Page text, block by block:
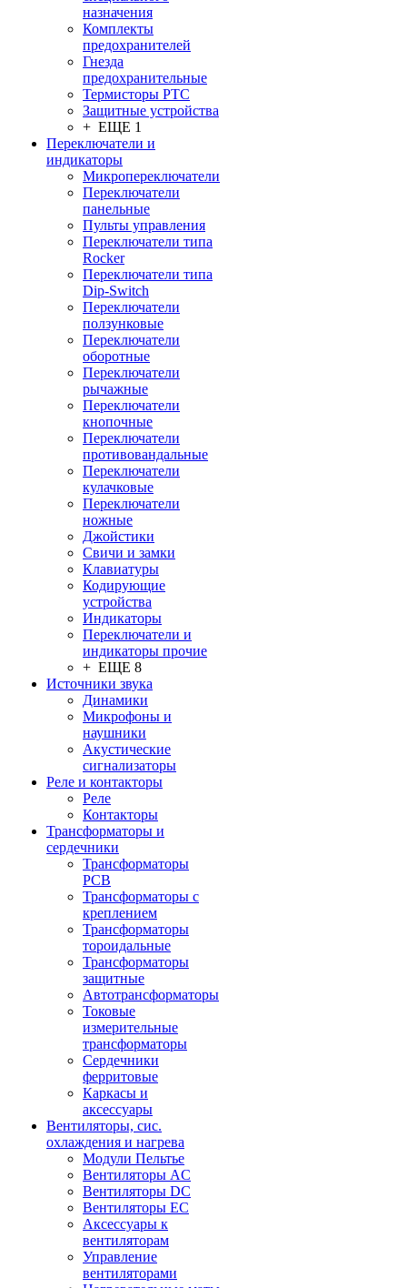
назначения
Комплекты
предохранителей
Гнезда
предохранительные
Термисторы PTC
Защитные устройства
+ ЕЩЕ 1
Переключатели и
индикаторы
Микропереключатели
Переключатели
панельные
Пульты управления
Переключатели типа
Rocker
Переключатели типа
Dip-Switch
Переключатели
ползунковые
Переключатели
оборотные
Переключатели
рычажные
Переключатели
кнопочные
Переключатели
противовандальные
Переключатели
кулачковые
Переключатели
ножные
Джойстики
Свичи и замки
Клавиатуры
Кодирующие
устройства
Индикаторы
Переключатели и
индикаторы прочие
+ ЕЩЕ 8
Источники звука
Динамики
Микрофоны и
наушники
Акустические
сигнализаторы
Реле и контакторы
Реле
Контакторы
Трансформаторы и
сердечники
Трансформаторы
PCB
Трансформаторы с
креплением
Трансформаторы
тороидальные
Трансформаторы
защитные
Автотрансформаторы
Токовые
измерительные
трансформаторы
Сердечники
ферритовые
Каркасы и
аксессуары
Вентиляторы, сис.
охлаждения и нагрева
Модули Пельтье
Вентиляторы AC
Вентиляторы DC
Вентиляторы EC
Аксессуары к
вентиляторам
Управление
вентиляторами